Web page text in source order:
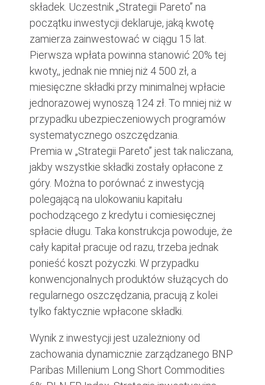
składek. Uczestnik „Strategii Pareto” na
początku inwestycji deklaruje, jaką kwotę
zamierza zainwestować w ciągu 15 lat.
Pierwsza wpłata powinna stanowić 20% tej
kwoty,, jednak nie mniej niż 4 500 zł, a
miesięczne składki przy minimalnej wpłacie
jednorazowej wynoszą 124 zł. To mniej niż w
przypadku ubezpieczeniowych programów
systematycznego oszczędzania.
Premia w „Strategii Pareto” jest tak naliczana,
jakby wszystkie składki zostały opłacone z
góry. Można to porównać z inwestycją
polegającą na ulokowaniu kapitału
pochodzącego z kredytu i comiesięcznej
spłacie długu. Taka konstrukcja powoduje, że
cały kapitał pracuje od razu, trzeba jednak
ponieść koszt pożyczki. W przypadku
konwencjonalnych produktów służących do
regularnego oszczędzania, pracują z kolei
tylko faktycznie wpłacone składki.
Wynik z inwestycji jest uzależniony od
zachowania dynamicznie zarządzanego BNP
Paribas Millenium Long Short Commodities